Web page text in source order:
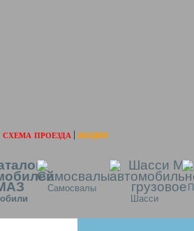
схема проезда акции
Самосвалы
Шасси